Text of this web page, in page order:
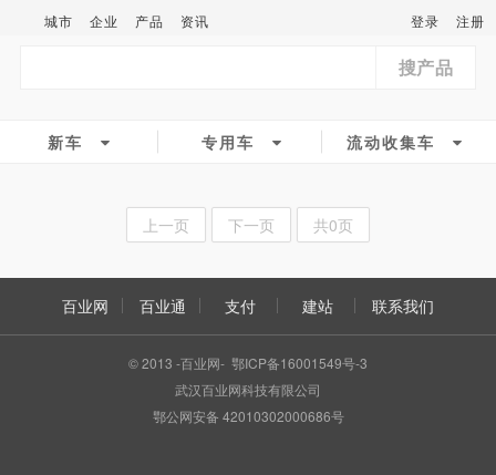
城市 企业 产品 资讯 登录 注册
搜产品
新车 专用车 流动收集车
上一页 下一页 共0页
百业网 百业通 支付 建站 联系我们
© 2013 -百业网- 鄂ICP备16001549号-3
武汉百业网科技有限公司
鄂公网安备 42010302000686号